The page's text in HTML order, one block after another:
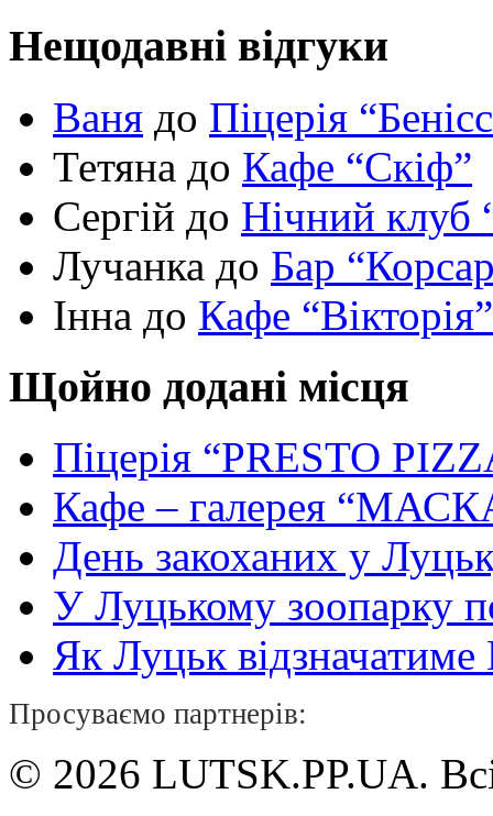
Нещодавні відгуки
Ваня до Піцерія
Тетяна до Кафе “Скіф”
Сергій до Нічний клуб
Лучанка до Бар
Інна до Кафе “Вікторія”
Щойно додані місця
Піцерія “PRESTO
Кафе – галерея
День закоханих у
У Луцькому зоопарку
Як Луцьк відзначатиме
Просуваємо партнерів:
© 2026 LUTSK.PP.UA.